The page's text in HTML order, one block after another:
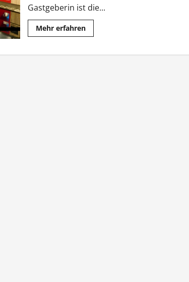
Gastgeberin ist die...
Mehr erfahrenMehr
Informationen
Olympia: